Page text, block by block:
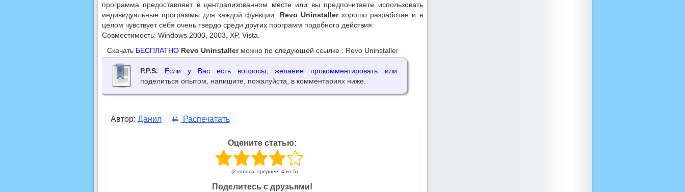
программа предоставляет в централизованном месте или вы предпочитаете использовать
индивидуальные программы для каждой функции. Revo Uninstallerхорошо разработан и в
целом чувствует себя очень твердо среди других программ подобного действия.
Совместимость: Windows 2000, 2003, XP, Vista.
Скачать БЕСПЛАТНО Revo Uninstallerможно по следующей ссылке : Revo Uninstaller
P.P.S. Если у Вас есть вопросы, желание прокомментировать или
поделиться опытом, напишите, пожалуйста, в комментариях ниже.
Автор: Данил Распечатать
Оцените статью:
(2 голоса, среднее: 4 из 5)
Поделитесь с друзьями!